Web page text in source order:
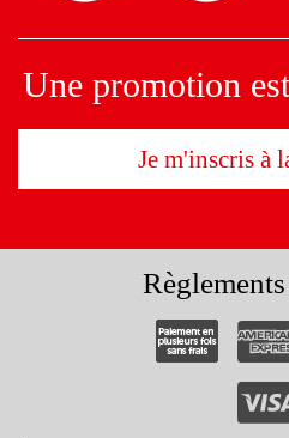
Une promotion
Je m'inscris à